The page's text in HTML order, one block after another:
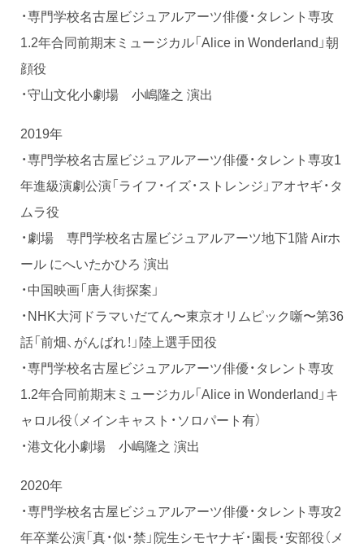
・専門学校名古屋ビジュアルアーツ俳優・タレント専攻
1.2年合同前期末ミュージカル「Alice in Wonderland」朝
顔役
・守山文化小劇場 小嶋隆之 演出
2019年
・専門学校名古屋ビジュアルアーツ俳優・タレント専攻1
年進級演劇公演「ライフ・イズ・ストレンジ」アオヤギ・タ
ムラ役
・劇場 専門学校名古屋ビジュアルアーツ地下1階 Airホ
ール にへいたかひろ 演出
・中国映画「唐人街探案」
・NHK大河ドラマいだてん〜東京オリムピック噺〜第36
話「前畑、がんばれ！」陸上選手団役
・専門学校名古屋ビジュアルアーツ俳優・タレント専攻
1.2年合同前期末ミュージカル「Alice in Wonderland」キ
ャロル役（メインキャスト・ソロパート有）
・港文化小劇場 小嶋隆之 演出
2020年
・専門学校名古屋ビジュアルアーツ俳優・タレント専攻2
年卒業公演「真・似・禁」院生シモヤナギ・園長・安部役（メ